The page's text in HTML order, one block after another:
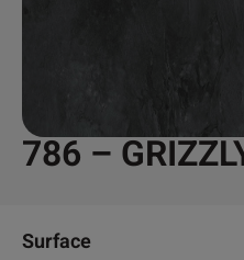
786 –
Surface